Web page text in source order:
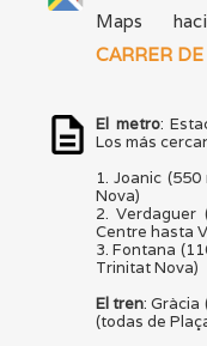
Maps
CARRER
El metro:
Los más
1. Joanic
Nova)
2. Verdaguer
Centre hasta
3. Fontana
Trinitat Nova)
El tren: Gràcia
(todas de